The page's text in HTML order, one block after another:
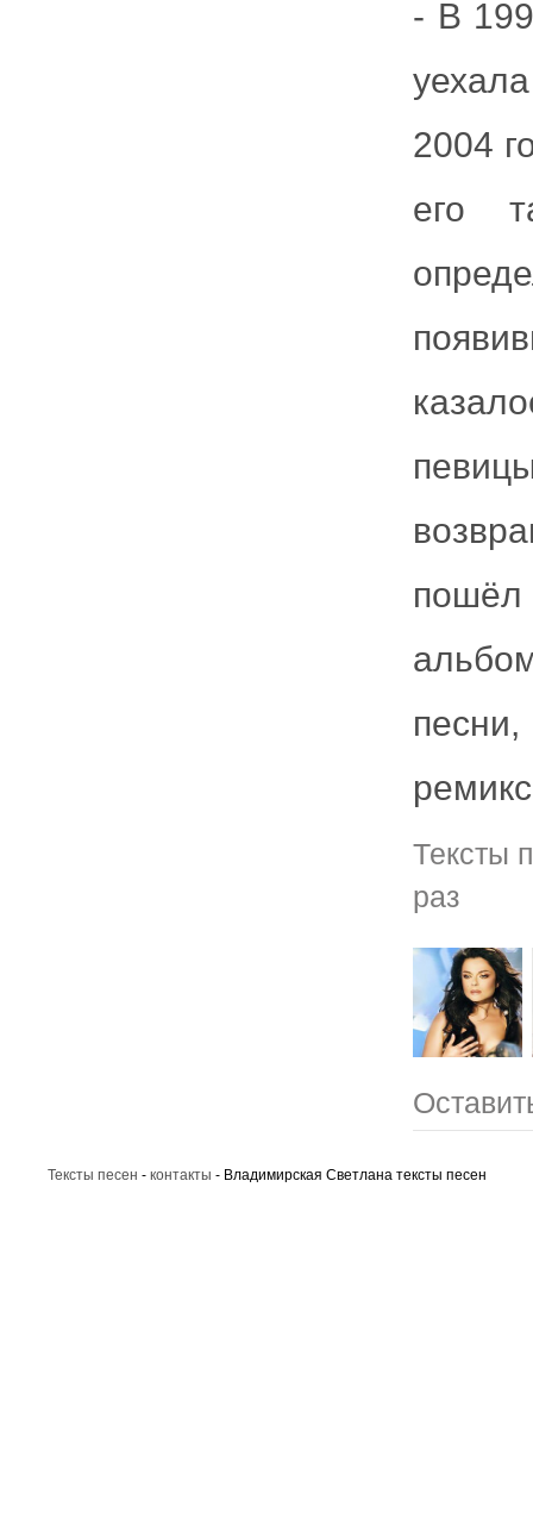
- В
2004
его
Тексты
раз
Тексты песен - контакты - Владимирская Светлана тексты песен